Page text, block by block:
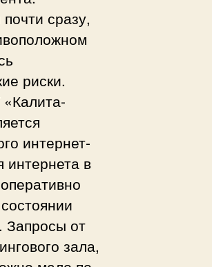
сразу,
риски.
интернет-
интернета в
Запросы от
зала,